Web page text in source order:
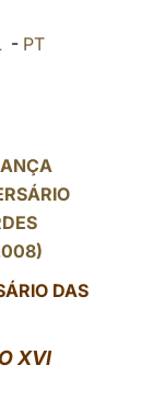
العربيّة
- PT
DAS
XVI